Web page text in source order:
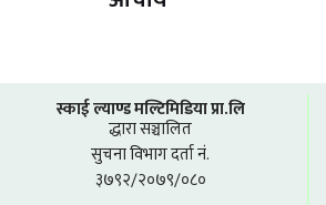
स्काई ल्याण्ड मल्टिमिडिया प्रा.लि
द्धारा सञ्चालित
सुचना विभाग दर्ता नं.
३७९२/२०७९/०८०